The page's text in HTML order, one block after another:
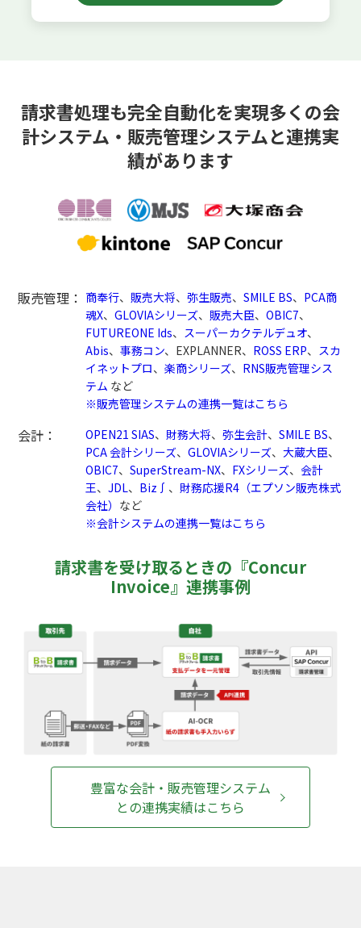
請求書処理も完全自動化を実現多くの会
計システム・販売管理システムと連携実
績があります
販売管理： 商奉行、 販売大将、弥生販売、SMILE BS、 PCA商
魂X、GLOVIAシリーズ、 販売大臣、OBIC7、
FUTUREONE Ids、 スーパーカクテルデュオ、
Abis、事務コン、EXPLANNER、 ROSS ERP、 スカ
イネットプロ、楽商シリーズ、 RNS販売管理シス
テム など
※販売管理システムの連携一覧はこちら
会計： OPEN21 SIAS、 財務大将、弥生会計、SMILE BS、
PCA 会計シリーズ、GLOVIAシリーズ、大蔵大臣、
OBIC7、SuperStream-NX、 FXシリーズ、会計
王、JDL、 Biz∫ 、 財務応援R4（エプソン販売株式
会社） など
※会計システムの連携一覧はこちら
請求書を受け取るときの『Concur
Invoice』連携事例
豊富な会計・販売管理システム
との連携実績はこちら